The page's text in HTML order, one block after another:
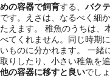
めの容器で飼育する、 バク
です。えさは、なるべく細
たえます。 稚魚のうちは、
べてくれません。同じ時期
いものに分かれます。 一緒
取りしたり、小さい稚魚を
他の容器に移すと良いでしょ